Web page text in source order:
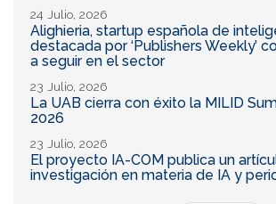
24 Julio, 2026
Alighieria, startup española de
destacada por ‘Publishers Weekly’
a seguir en el sector
23 Julio, 2026
La UAB cierra con éxito la MILID
2026
23 Julio, 2026
El proyecto IA-COM publica un
investigación en materia de IA y